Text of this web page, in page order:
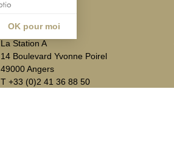
Angers
La Station A
14 Boulevard Yvonne Poirel
49000 Angers
T +33 (0)2 41 36 88 50